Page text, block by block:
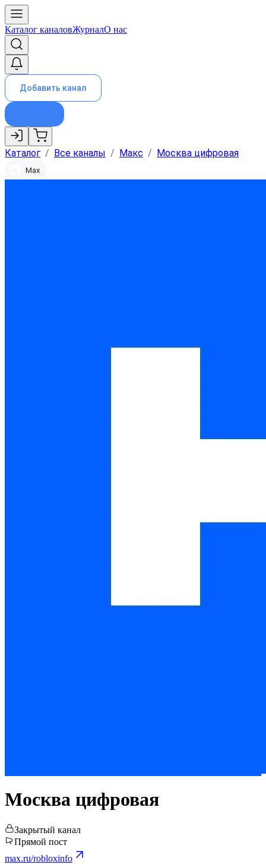
Каталог каналовЖурналО нас
Добавить канал
Каталог / Все каналы / Макс / Москва цифровая
Max
Москва цифровая
Закрытый канал
Прямой пост
max.ru/robloxinfo